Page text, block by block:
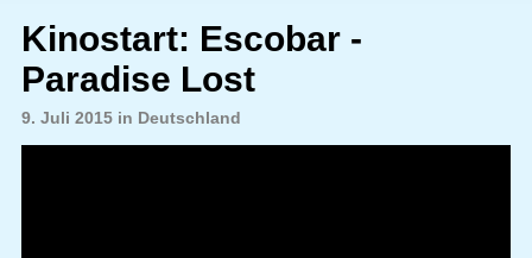
Kinostart: Escobar -
Paradise Lost
9. Juli 2015 in Deutschland